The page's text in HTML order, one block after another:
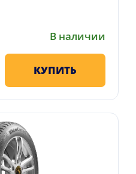
В наличии
КУПИТЬ